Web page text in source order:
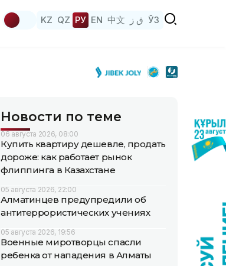
KZ QZ РУ EN 中文 ق ز ЎЗ
Новости по теме
06 августа 2026, 08:00
Купить квартиру дешевле, продать
дороже: как работает рынок
флиппинга в Казахстане
05 августа 2026, 22:00
Алматинцев предупредили об
антитеррористических учениях
05 августа 2026, 19:56
Военные миротворцы спасли
ребенка от нападения в Алматы